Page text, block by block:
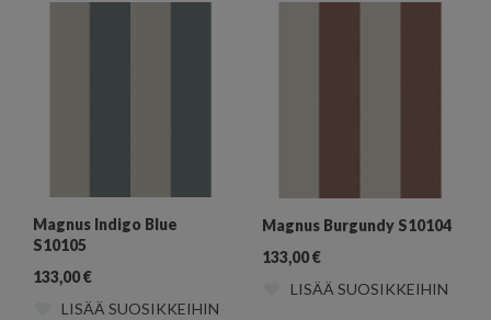
Magnus Indigo Blue
S10105
133,00€
LISÄÄ SUOSIKKEIHIN
Magnus Burgundy S10104
133,00€
LISÄÄ SUOSIKKEIHIN